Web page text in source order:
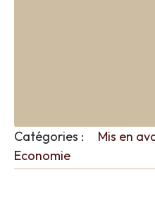
Catégories : Mis en
Economie